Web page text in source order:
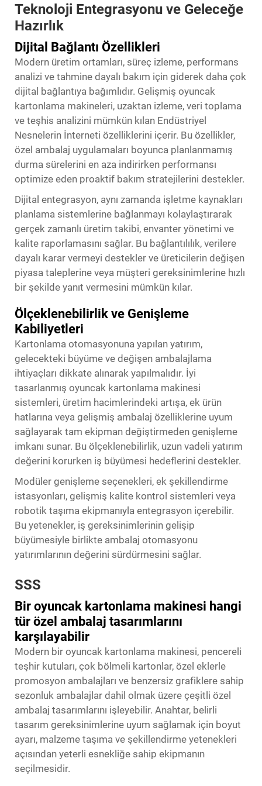
Teknoloji Entegrasyonu ve Geleceğe
Hazırlık
Dijital Bağlantı Özellikleri
Modern üretim ortamları, süreç izleme, performans
analizi ve tahmine dayalı bakım için giderek daha çok
dijital bağlantıya bağımlıdır. Gelişmiş oyuncak
kartonlama makineleri, uzaktan izleme, veri toplama
ve teşhis analizini mümkün kılan Endüstriyel
Nesnelerin İnterneti özelliklerini içerir. Bu özellikler,
özel ambalaj uygulamaları boyunca planlanmamış
durma sürelerini en aza indirirken performansı
optimize eden proaktif bakım stratejilerini destekler.
Dijital entegrasyon, aynı zamanda işletme kaynakları
planlama sistemlerine bağlanmayı kolaylaştırarak
gerçek zamanlı üretim takibi, envanter yönetimi ve
kalite raporlamasını sağlar. Bu bağlantılılık, verilere
dayalı karar vermeyi destekler ve üreticilerin değişen
piyasa taleplerine veya müşteri gereksinimlerine hızlı
bir şekilde yanıt vermesini mümkün kılar.
Ölçeklenebilirlik ve Genişleme
Kabiliyetleri
Kartonlama otomasyonuna yapılan yatırım,
gelecekteki büyüme ve değişen ambalajlama
ihtiyaçları dikkate alınarak yapılmalıdır. İyi
tasarlanmış oyuncak kartonlama makinesi
sistemleri, üretim hacimlerindeki artışa, ek ürün
hatlarına veya gelişmiş ambalaj özelliklerine uyum
sağlayarak tam ekipman değiştirmeden genişleme
imkanı sunar. Bu ölçeklenebilirlik, uzun vadeli yatırım
değerini korurken iş büyümesi hedeflerini destekler.
Modüler genişleme seçenekleri, ek şekillendirme
istasyonları, gelişmiş kalite kontrol sistemleri veya
robotik taşıma ekipmanıyla entegrasyon içerebilir.
Bu yetenekler, iş gereksinimlerinin gelişip
büyümesiyle birlikte ambalaj otomasyonu
yatırımlarının değerini sürdürmesini sağlar.
SSS
Bir oyuncak kartonlama makinesi hangi
tür özel ambalaj tasarımlarını
karşılayabilir
Modern bir oyuncak kartonlama makinesi, pencereli
teşhir kutuları, çok bölmeli kartonlar, özel eklerle
promosyon ambalajları ve benzersiz grafiklere sahip
sezonluk ambalajlar dahil olmak üzere çeşitli özel
ambalaj tasarımlarını işleyebilir. Anahtar, belirli
tasarım gereksinimlerine uyum sağlamak için boyut
ayarı, malzeme taşıma ve şekillendirme yetenekleri
açısından yeterli esnekliğe sahip ekipmanın
seçilmesidir.